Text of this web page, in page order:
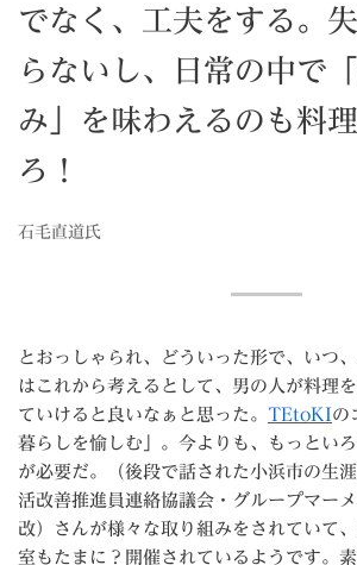
でなく、工夫をする。
らないし、日常の中で
み」を味わえるのも料
ろ！
石毛直道氏
とおっしゃられ、どういった形で、いつ
はこれから考えるとして、男の人が料理
ていけると良いなぁと思った。 TEtoKI の
暮らしを愉しむ」。今よりも、もっとい
が必要だ。（後段で話された小浜市の生
活改善推進員連絡協議会・グループマー
改）さんが様々な取り組みをされていて
室もたまに？開催されているようです。素